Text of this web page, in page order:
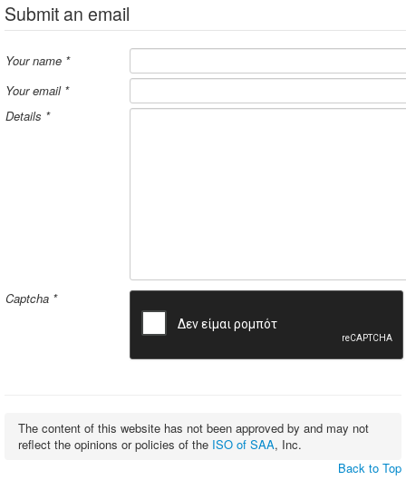
Submit an email
Your name *
Your email*
Details *
Captcha *
The content of this website has not been approved by and may not
reflect the opinions or policies of the ISO of SAA, Inc.
Back to Top